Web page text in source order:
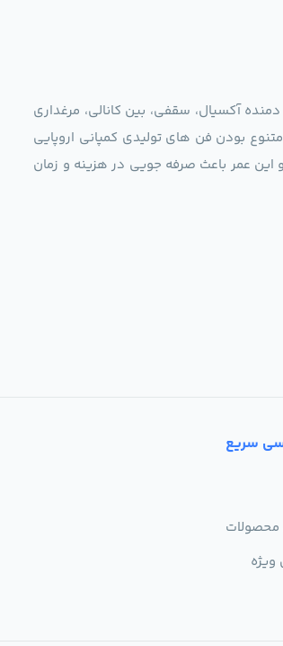
آکسیال، سقفی، بین کانالی، مرغداری
بودن فن های تولیدی کمپانی اروپایی
شما عزیزان رو در صرف 13هفته وارد نموده و این عمر باعث صرفه جویی در هزینه و زمان
سریع
محصولات